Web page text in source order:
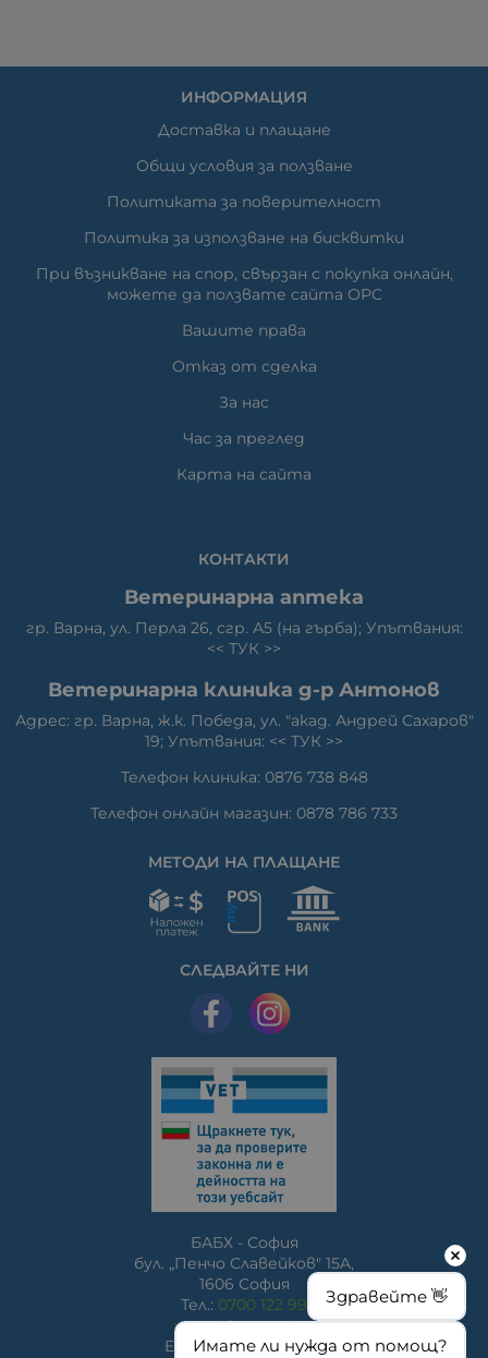
ИНФОРМАЦИЯ
Доставка и плащане
Общи условия за ползване
Политиката за поверителност
Политика за използване на бисквитки
При възникване на спор, свързан с покупка онлайн,
можете да ползвате сайта ОРС
Вашите права
Отказ от сделка
За нас
Час за преглед
Карта на сайта
КОНТАКТИ
Ветеринарна аптека
гр. Варна, ул. Перла 26, сгр. А5 (на гърба); Упътвания:
<< ТУК >>
Ветеринарна клиника д-р Антонов
Адрес: гр. Варна, ж.к. Победа, ул. "акад. Андрей Сахаров"
19; Упътвания: << ТУК >>
Телефон клиника: 0876 738 848
Телефон онлайн магазин: 0878 786 733
МЕТОДИ НА ПЛАЩАНЕ
СЛЕДВАЙТЕ НИ
БАБХ - София
бул. „Пенчо Славейков" 15A,
1606 София
Тел.: 0700 122 99
www.bfsa.egov.bg
E-mail:bfsa@bfsa.bg
Здравейте 👋
Имате ли нужда от помощ?